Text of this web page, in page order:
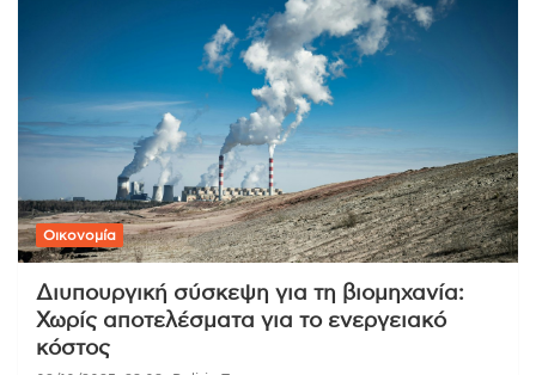
Οικονομία
Διυπουργική σύσκεψη για τη βιομηχανία:
Χωρίς αποτελέσματα για το ενεργειακό
κόστος